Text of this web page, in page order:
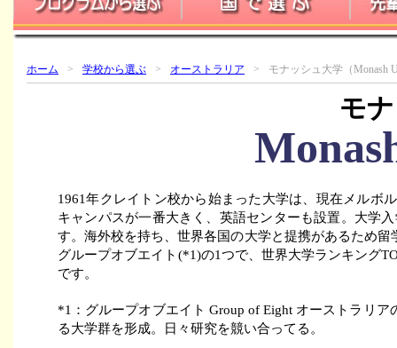
ホーム > 学校から選ぶ > オーストラリア > モナッシュ大学（Monash
モ
1961年クレイトン校から始まった大学は、現在メルボ
キャンパスが一番大きく、英語センターも設置。大学
す。海外校を持ち、世界各国の大学と提携があるため
グループオブエイト(*1)の1つで、世界大学ランキング
です。
*1：グループオブエイト Group of Eight オーストラリ
る大学群を形成。日々研究を競い合ってる。